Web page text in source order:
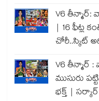
V6 తీన్మార్:
| 16 ఫీట్ల
చోరీ..స్కిట్
V6 తీన్మార్ :
ముసురు
భక్త్ |